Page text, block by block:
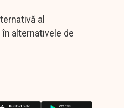
al
alternativele de